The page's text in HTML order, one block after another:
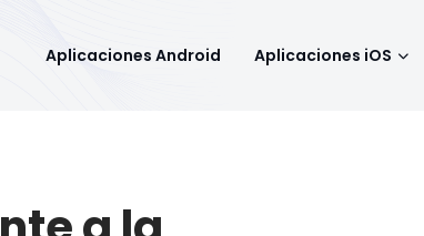
Aplicaciones Android Aplicaciones iOS